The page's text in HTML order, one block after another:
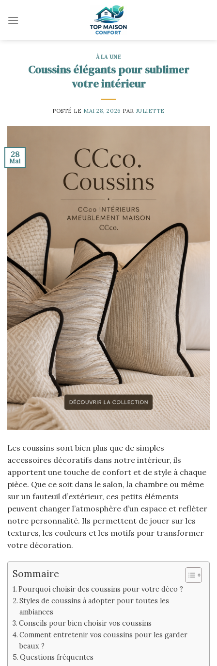
À LA UNE
Coussins élégants pour sublimer
votre intérieur
POSTÉ LE MAI 28, 2026 PAR JULIETTE
28
Mai
Les coussins sont bien plus que de simples
accessoires décoratifs dans notre intérieur, ils
apportent une touche de confort et de style à chaque
pièce. Que ce soit dans le salon, la chambre ou même
sur un fauteuil d’extérieur, ces petits éléments
peuvent changer l’atmosphère d’un espace et refléter
notre personnalité. Ils permettent de jouer sur les
textures, les couleurs et les motifs pour transformer
votre décoration.
Sommaire
Pourquoi choisir des coussins pour votre déco ?
Styles de coussins à adopter pour toutes les
ambiances
Conseils pour bien choisir vos coussins
Comment entretenir vos coussins pour les garder
beaux ?
Questions fréquentes